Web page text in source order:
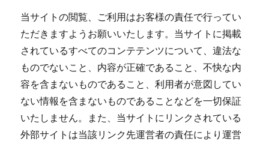
当サイトの閲覧、ご利用はお客様の責任で行ってい
ただきますようお願いいたします。当サイトに掲載
されているすべてのコンテテンツについて、違法な
ものでないこと、内容が正確であること、不快な内
容を含まないものであること、利用者が意図してい
ない情報を含まないものであることなどを一切保証
いたしません。また、当サイトにリンクされている
外部サイトは当該リンク先運営者の責任により運営